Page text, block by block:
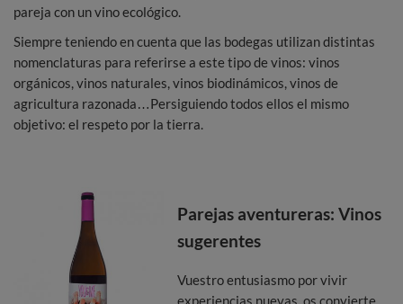
pareja con un vino ecológico.
Siempre teniendo en cuenta que las bodegas utilizan distintas
nomenclaturas para referirse a este tipo de vinos: vinos
orgánicos, vinos naturales, vinos biodinámicos, vinos de
agricultura razonada…Persiguiendo todos ellos el mismo
objetivo: el respeto por la tierra.
Parejas aventureras: Vinos
sugerentes
Vuestro entusiasmo por vivir
experiencias nuevas, os convierte